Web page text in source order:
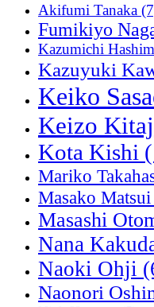
Akifumi Tanaka
Fumikiyo
Kazumichi
Kazuyuki
Keiko
Keizo
Kota Kishi
Mariko
Masako Matsui
Masashi
Nana
Naoki Ohji
Naonori